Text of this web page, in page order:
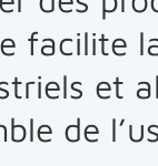
facilite
et
de